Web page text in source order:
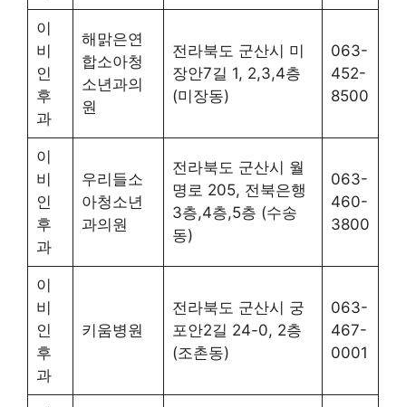
이
비
인
후
과
해맑은연
합소아청
소년과의
원
전라북도 군산시 미
장안7길 1, 2,3,4층
(미장동)
063-
452-
8500
이
비
인
후
과
우리들소
아청소년
과의원
전라북도 군산시 월
명로 205, 전북은행
3층,4층,5층 (수송
동)
063-
460-
3800
이
비
인
후
과
키움병원
전라북도 군산시 궁
포안2길 24-0, 2층
(조촌동)
063-
467-
0001